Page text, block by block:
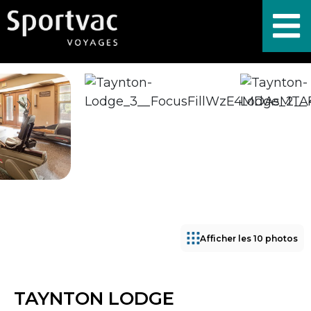
Afficher les 10 photos
TAYNTON LODGE